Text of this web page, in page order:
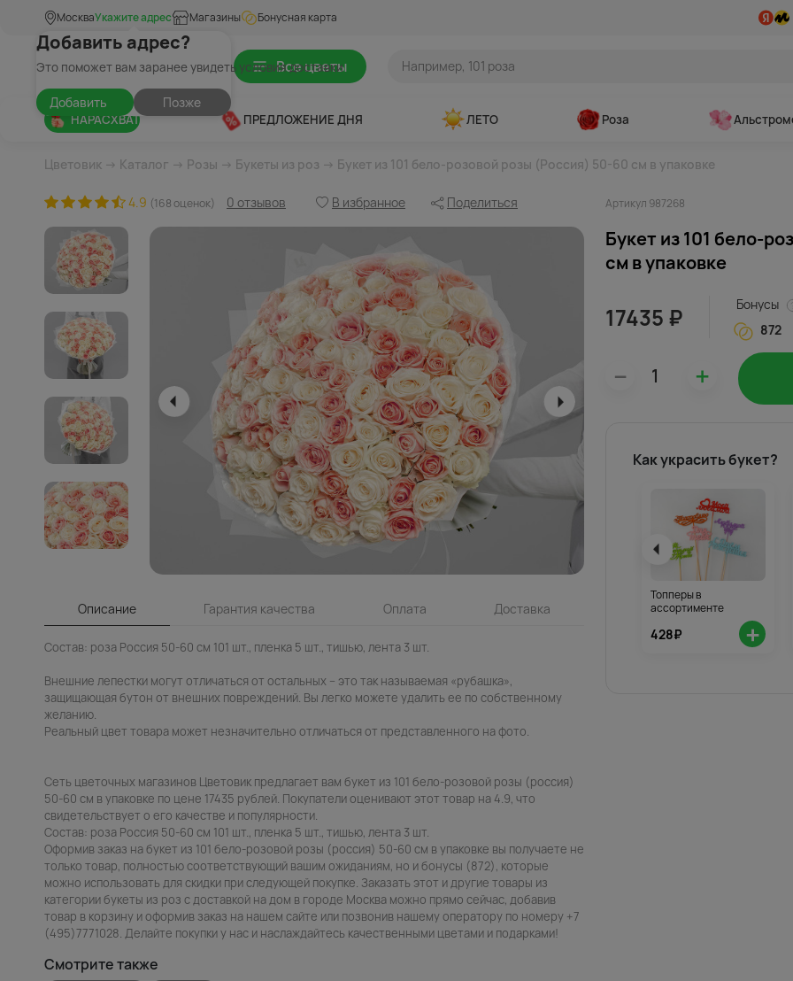
МоскваУкажите адрес
Добавить адрес?
Это поможет вам заранее увидеть условия доставки
Добавить Позже
Магазины Бонусная карта
Все цветы
НАРАСХВАТ ПРЕДЛОЖЕНИЕ ДНЯ ЛЕТО Роза
Цветовик → Каталог → Розы → Букеты из роз → Букет из 101 бело-розовой розы (Россия) 50-60 см в упаковке
4.9 (168 оценок) 0 отзывов В избранное Поделиться Артикул 987268
Описание Гарантия качества Оплата Доставка
Состав: роза Россия 50-60 см 101 шт., пленка 5 шт., тишью, лента 3 шт.
Внешние лепестки могут отличаться от остальных – это так называемая «рубашка»,
защищающая бутон от внешних повреждений. Вы легко можете удалить ее по собственному
желанию.
Реальный цвет товара может незначительно отличаться от представленного на фото.
Сеть цветочных магазинов Цветовик предлагает вам букет из 101 бело-розовой розы (россия)
50-60 см в упаковке по цене 17435 рублей. Покупатели оценивают этот товар на 4.9, что
свидетельствует о его качестве и популярности.
Состав: роза Россия 50-60 см 101 шт., пленка 5 шт., тишью, лента 3 шт.
Оформив заказ на букет из 101 бело-розовой розы (россия) 50-60 см в упаковке вы получаете не
только товар, полностью соответствующий вашим ожиданиям, но и бонусы (872), которые
можно использовать для скидки при следующей покупке. Заказать этот и другие товары из
категории букеты из роз с доставкой на дом в городе Москва можно прямо сейчас, добавив
товар в корзину и оформив заказ на нашем сайте или позвонив нашему оператору по номеру +7
(495)7771028. Делайте покупки у нас и наслаждайтесь качественными цветами и подарками!
Букет из 101 бело-
см в упаковке
17435 ₽
Бонусы
872
– +
Как украсить букет?
Топперы в
ассортименте
428₽ +
Смотрите также